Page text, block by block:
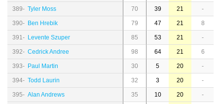
389- Tyler Moss 70 39 21 -
390- Ben Hrebik 79 47 21 8
391- Levente Szuper 85 53 21 -
392- Cedrick Andree 98 64 21 6
393- Paul Martin 30 5 20 -
394- Todd Laurin 32 3 20 -
395- Alan Andrews 35 10 20 -